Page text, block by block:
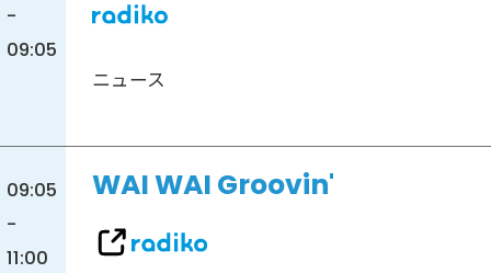
-
09:05
ニュース
09:05
-
11:00
WAI WAI Groovin'